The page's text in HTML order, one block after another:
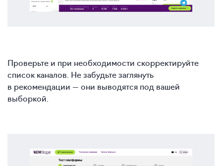
Проверьте и при необходимости скорректируйте
список каналов. Не забудьте заглянуть
в рекомендации — они выводятся под вашей
выборкой.